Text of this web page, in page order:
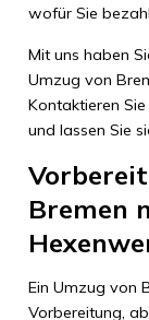
wofür Sie
Mit uns haben
Umzug von
Kontaktieren
und lassen Sie
Bremen
Ein Umzug von
Vorbereitung,